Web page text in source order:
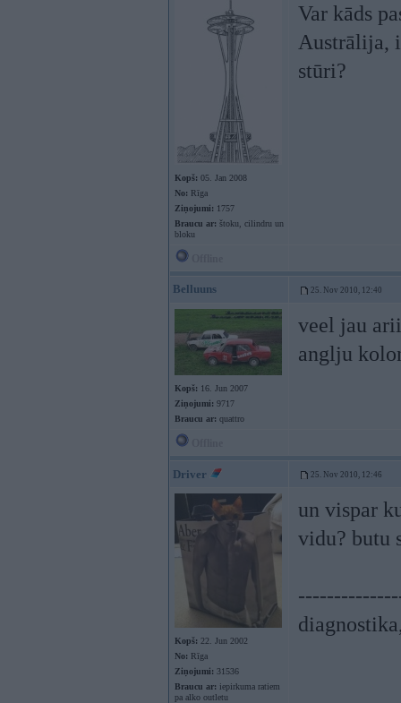
Kopš: 05. Jan 2008
No: Rīga
Ziņojumi: 1757
Braucu ar: štoku, cilindru un
bloku
Var kāds
Austrālija,
stūri?
Belluuns 25. Nov 2010, 12:40
Kopš: 16. Jun 2007
Ziņojumi: 9717
Braucu ar: quattro
veel jau
anglju
Driver 25. Nov 2010, 12:46
Kopš: 22. Jun 2002
No: Rīga
Ziņojumi: 31536
Braucu ar: iepirkuma ratiem
pa alko outletu
un vispar
vidu? butu